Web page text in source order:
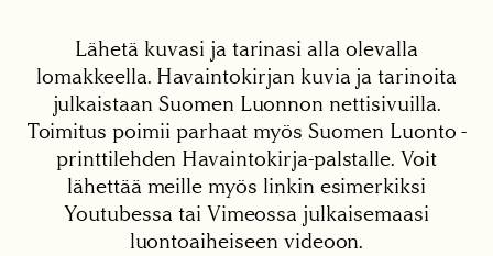
Lähetä kuvasi ja tarinasi alla olevalla
lomakkeella. Havaintokirjan kuvia ja tarinoita
julkaistaan Suomen Luonnon nettisivuilla.
Toimitus poimii parhaat myös Suomen Luonto -
printtilehden Havaintokirja-palstalle. Voit
lähettää meille myös linkin esimerkiksi
Youtubessa tai Vimeossa julkaisemaasi
luontoaiheiseen videoon.